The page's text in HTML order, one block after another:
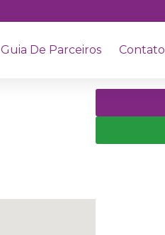
Guia De Parceiros Contato